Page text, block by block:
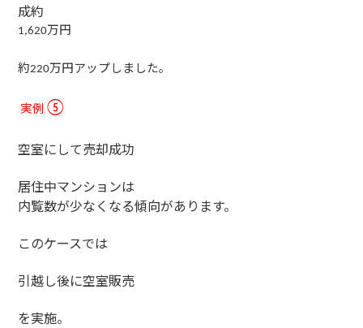
成約
1,620万円
約220万円アップしました。
実例 ⑤
空室にして売却成功
居住中マンションは
内覧数が少なくなる傾向があります。
このケースでは
引越し後に空室販売
を実施。